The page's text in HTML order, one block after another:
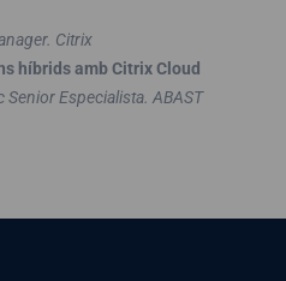
Citrix
híbrids amb Citrix Cloud
Senior Especialista. ABAST